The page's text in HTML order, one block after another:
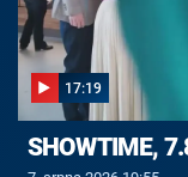
17:19
SHOWTIME,